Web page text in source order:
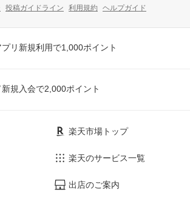
投稿ガイドライン 利用規約 ヘルプガイド
リ新規利用で1,000ポイント
規入会で2,000ポイント
楽天市場トップ
楽天のサービス一覧
出店のご案内